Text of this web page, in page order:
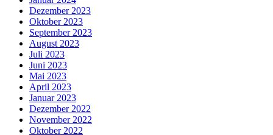
Dezember 2023
Oktober 2023
September 2023
August 2023
Juli 2023
Juni 2023
Mai 2023
April 2023
Januar 2023
Dezember 2022
November 2022
Oktober 2022